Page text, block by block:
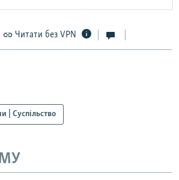
Читати без VPN
| Суспільство